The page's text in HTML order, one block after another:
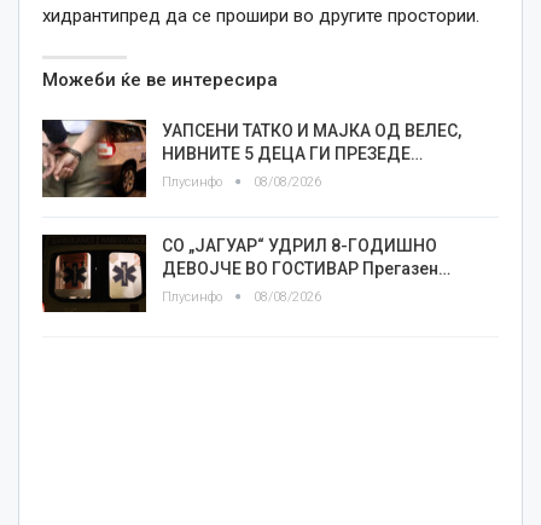
хидрантипред да се прошири во другите простории.
Можеби ќе ве интересира
УАПСЕНИ ТАТКО И МАЈКА ОД ВЕЛЕС,
НИВНИТЕ 5 ДЕЦА ГИ ПРЕЗЕДЕ…
Плусинфо 08/08/2026
СО „ЈАГУАР“ УДРИЛ 8-ГОДИШНО
ДЕВОЈЧЕ ВО ГОСТИВАР Прегазен…
Плусинфо 08/08/2026